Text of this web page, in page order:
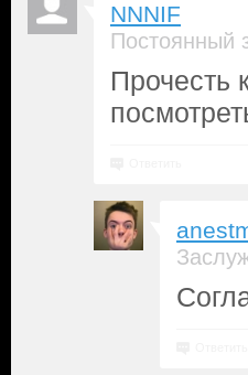
NNNIF
Постоянный
Прочесть